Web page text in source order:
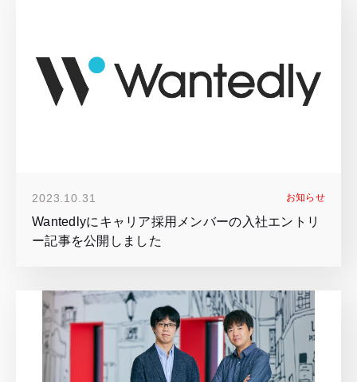
2023.10.31 お知らせ
Wantedlyにキャリア採用メンバーの入社エントリ
ー記事を公開しました